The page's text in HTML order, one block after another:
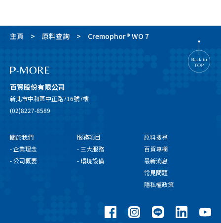
主頁 原料查詢 Cremophor® WO 7
百貿股份有限公司
新北市中和區中正路716號7樓
(02)8227-8589
關於我們
- 企業理念
- 公司概要
服務項目
- 三大服務
- 環境設備
原料搜尋
百貿專欄
最新消息
常見問題
隱私權政策